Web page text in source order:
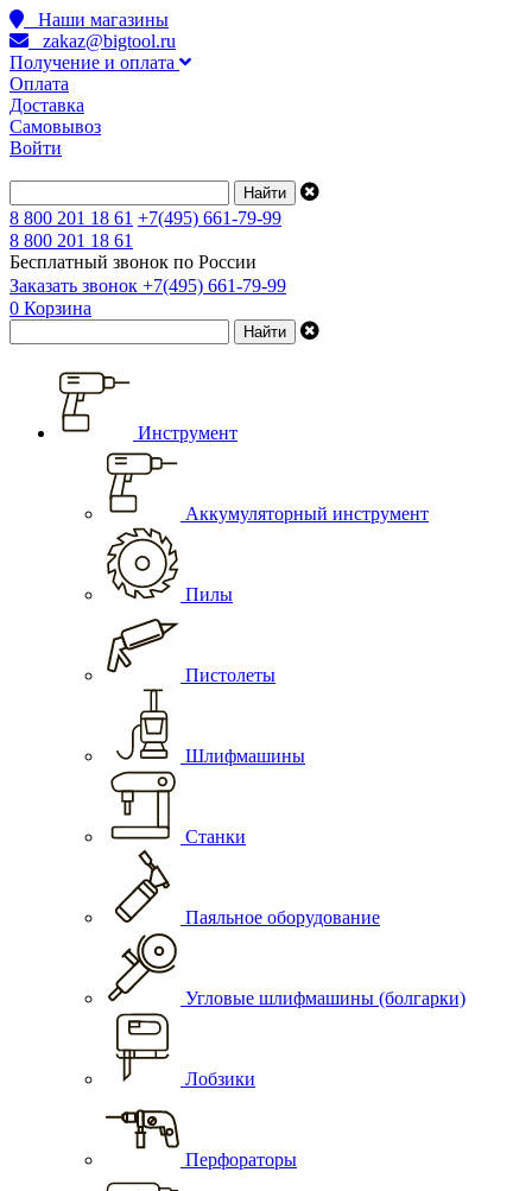
Наши магазины
zakaz@bigtool.ru
Получение и оплата
Оплата
Доставка
Самовывоз
Войти
8 800 201 18 61 +7(495) 661-79-99
8 800 201 18 61
Бесплатный звонок по России
Заказать звонок +7(495) 661-79-99
0 Корзина
Инструмент
Аккумуляторный инструмент
Пилы
Пистолеты
Шлифмашины
Станки
Паяльное оборудование
Угловые шлифмашины (болгарки)
Лобзики
Перфораторы